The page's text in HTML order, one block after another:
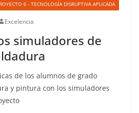
6 - TECNOLOGÍA DISRUPTIVA APLICADA
Excelencia
simuladores de
de los alumnos de grado
y pintura con los simuladores